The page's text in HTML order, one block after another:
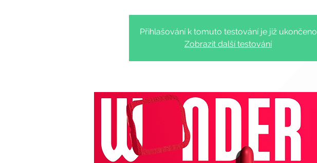
Přihlašování k tomuto testování je již ukončeno
Zobrazit další testování